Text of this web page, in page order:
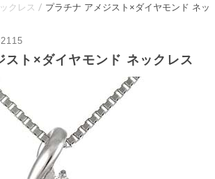
クレス
プラチナ アメジスト×ダイヤモンド ネッ
スト×ダイヤモンド ネックレス